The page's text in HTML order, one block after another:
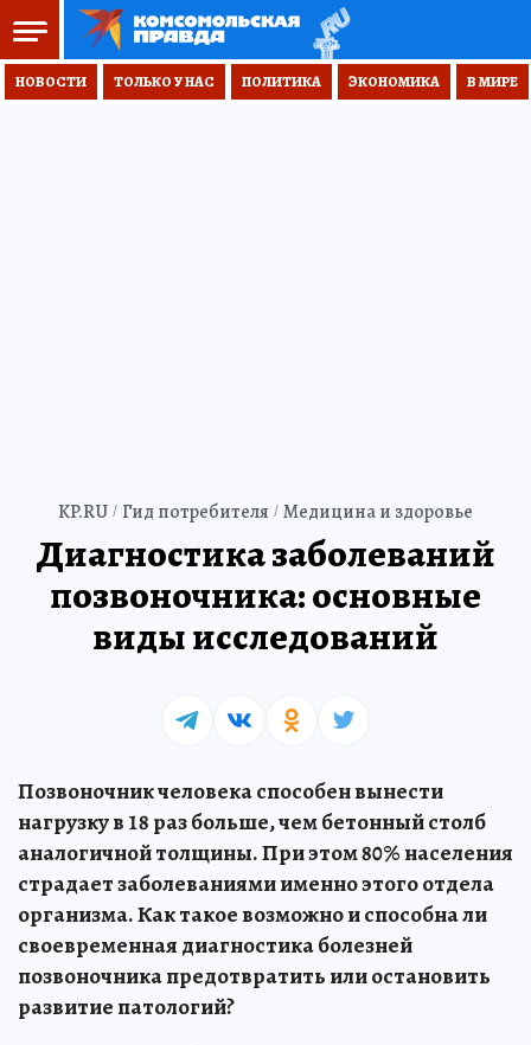
НОВОСТИ ТОЛЬКО У НАС ПОЛИТИКА ЭКОНОМИКА В МИРЕ
KP.RU Гид потребителя Медицина и здоровье
Диагностика заболеваний
позвоночника: основные
виды исследований
Позвоночник человека способен вынести
нагрузку в 18 раз больше, чем бетонный столб
аналогичной толщины. При этом 80% населения
страдает заболеваниями именно этого отдела
организма. Как такое возможно и способна ли
своевременная диагностика болезней
позвоночника предотвратить или остановить
развитие патологий?